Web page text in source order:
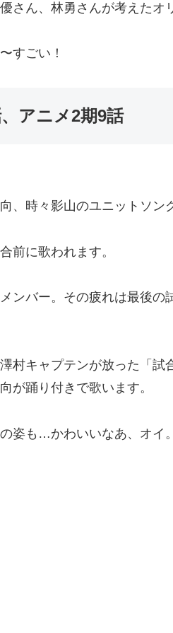
さん、林勇さんが考えたオ
すごい！
アニメ2期9話
、時々影山のユニットソン
前に歌われます。
ンバー。その疲れは最後の
村キャプテンが放った「試
が踊り付きで歌います。
姿も…かわいいなあ、オイ。